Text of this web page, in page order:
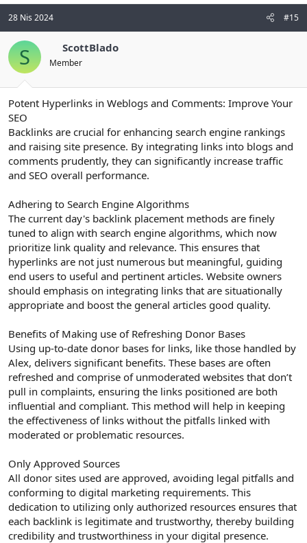
28 Nis 2024 #15
S ScottBlado
Member
Potent Hyperlinks in Weblogs and Comments: Improve Your
SEO
Backlinks are crucial for enhancing search engine rankings
and raising site presence. By integrating links into blogs and
comments prudently, they can significantly increase traffic
and SEO overall performance.
Adhering to Search Engine Algorithms
The current day's backlink placement methods are finely
tuned to align with search engine algorithms, which now
prioritize link quality and relevance. This ensures that
hyperlinks are not just numerous but meaningful, guiding
end users to useful and pertinent articles. Website owners
should emphasis on integrating links that are situationally
appropriate and boost the general articles good quality.
Benefits of Making use of Refreshing Donor Bases
Using up-to-date donor bases for links, like those handled by
Alex, delivers significant benefits. These bases are often
refreshed and comprise of unmoderated websites that don’t
pull in complaints, ensuring the links positioned are both
influential and compliant. This method will help in keeping
the effectiveness of links without the pitfalls linked with
moderated or problematic resources.
Only Approved Sources
All donor sites used are approved, avoiding legal pitfalls and
conforming to digital marketing requirements. This
dedication to utilizing only authorized resources ensures that
each backlink is legitimate and trustworthy, thereby building
credibility and trustworthiness in your digital presence.